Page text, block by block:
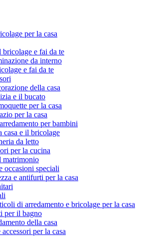
per la casa
e fai da te
da interno
e fai da te
della casa
e il bucato
per la casa
per la casa
per bambini
e il bricolage
da letto
per la cucina
matrimonio
occasioni speciali
e antifurti per la casa
di arredamento e bricolage per la casa
per il bagno
della casa
per la casa